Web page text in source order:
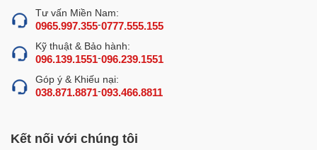
0,5kg là gì?
với kích thước nhỏ gọn,
Tư vấn Miền Nam:
0965.997.355-0777.555.155
Kỹ thuật & Bảo hành:
096.139.1551-096.239.1551
Góp ý & Khiếu nại:
038.871.8871-093.466.8811
Kết nối với chúng tôi